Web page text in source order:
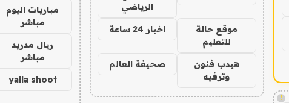
!
الرياضي
موقع حالة
للتعليم
اخبار 24 ساعة
هيدب فنون
وترفيه
صحيفة العالم
مباريات اليوم
مباشر
ريال مدريد
مباشر
yalla shoot